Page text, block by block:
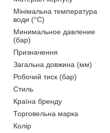
Мінімальна температура
води (°C)
Минимальное давление
(бар)
Призначення
Загальна довжина (мм)
Робочий тиск (бар)
Стиль
Країна бренду
Торговельна марка
Колір